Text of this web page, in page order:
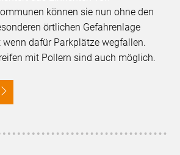
können sie nun ohne den
örtlichen Gefahrenlage
dafür Parkplätze wegfallen.
mit Pollern sind auch möglich.